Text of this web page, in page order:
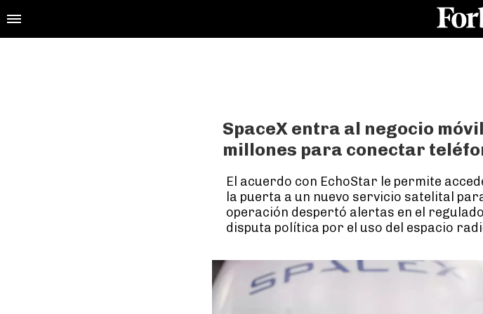
SpaceX entra al negocio
millones para conectar
El acuerdo con EchoStar le permite
la puerta a un nuevo servicio satelital
operación despertó alertas en el
disputa política por el uso del espacio